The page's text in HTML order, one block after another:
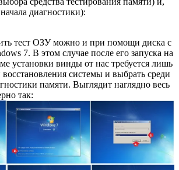
диагностики):
тест ОЗУ можно и при помощи диска с
7. В этом случае после его запуска на
установки винды от нас требуется лишь
системы и выбрать среди
памяти. Выглядит наглядно весь
так: